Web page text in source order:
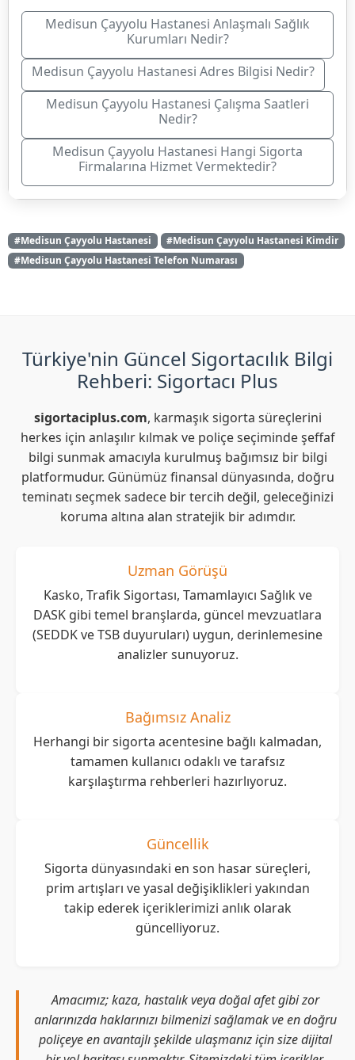
Medisun Çayyolu Hastanesi Anlaşmalı Sağlık
Kurumları Nedir?
Medisun Çayyolu Hastanesi Adres Bilgisi Nedir?
Medisun Çayyolu Hastanesi Çalışma Saatleri
Nedir?
Medisun Çayyolu Hastanesi Hangi Sigorta
Firmalarına Hizmet Vermektedir?
#Medisun Çayyolu Hastanesi
#Medisun Çayyolu Hastanesi Kimdir
#Medisun Çayyolu Hastanesi Telefon Numarası
Türkiye'nin Güncel Sigortacılık Bilgi
Rehberi: Sigortacı Plus
sigortaciplus.com, karmaşık sigorta süreçlerini
herkes için anlaşılır kılmak ve poliçe seçiminde şeffaf
bilgi sunmak amacıyla kurulmuş bağımsız bir bilgi
platformudur. Günümüz finansal dünyasında, doğru
teminatı seçmek sadece bir tercih değil, geleceğinizi
koruma altına alan stratejik bir adımdır.
Uzman Görüşü
Kasko, Trafik Sigortası, Tamamlayıcı Sağlık ve
DASK gibi temel branşlarda, güncel mevzuatlara
(SEDDK ve TSB duyuruları) uygun, derinlemesine
analizler sunuyoruz.
Bağımsız Analiz
Herhangi bir sigorta acentesine bağlı kalmadan,
tamamen kullanıcı odaklı ve tarafsız
karşılaştırma rehberleri hazırlıyoruz.
Güncellik
Sigorta dünyasındaki en son hasar süreçleri,
prim artışları ve yasal değişiklikleri yakından
takip ederek içeriklerimizi anlık olarak
güncelliyoruz.
Amacımız; kaza, hastalık veya doğal afet gibi zor
anlarınızda haklarınızı bilmenizi sağlamak ve en doğru
poliçeye en avantajlı şekilde ulaşmanız için size dijital